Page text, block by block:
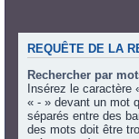
REQUÊTE DE LA
Rechercher par
Insérez le caractère
« - » devant un mot
séparés entre des
des mots doit être